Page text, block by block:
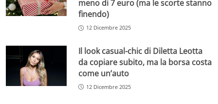
meno di 7 euro (ma le scorte stanno
finendo)
12 Dicembre 2025
Il look casual-chic di Diletta Leotta
da copiare subito, ma la borsa costa
come un’auto
12 Dicembre 2025